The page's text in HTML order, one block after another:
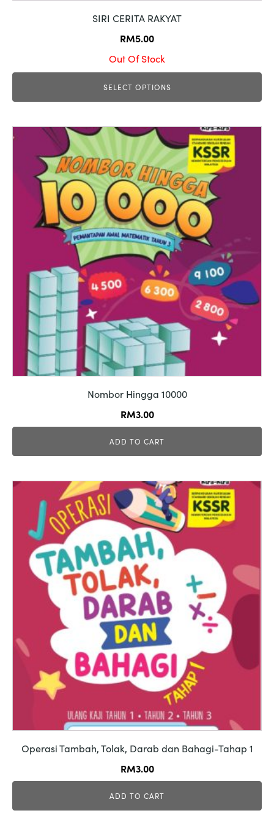
SIRI CERITA RAKYAT
RM5.00
Out Of Stock
SELECT OPTIONS
Nombor Hingga 10000
RM3.00
ADD TO CART
Operasi Tambah, Tolak, Darab dan Bahagi-Tahap 1
RM3.00
ADD TO CART